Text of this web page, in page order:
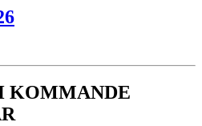
KOMMANDE